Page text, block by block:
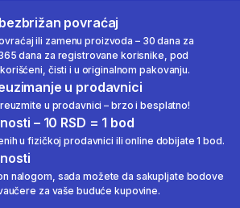
povraćaj
ili zamenu proizvoda – 30 dana za
dana za registrovane korisnike, pod
čisti i u originalnom pakovanju.
u prodavnici
u prodavnici – brzo i besplatno!
– 10 RSD = 1 bod
u fizičkoj prodavnici ili online dobijate 1 bod.
nalogom, sada možete da sakupljate bodove
za vaše buduće kupovine.